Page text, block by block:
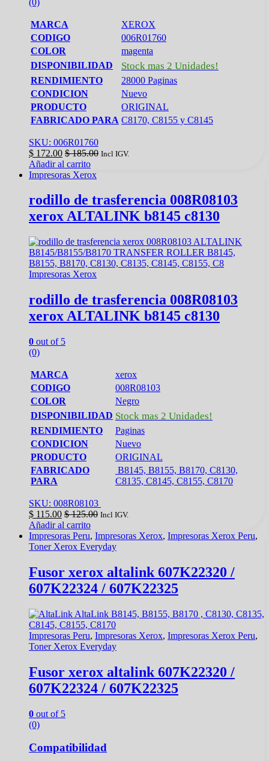
MARCA
XEROX
CODIGO
006R01760
COLOR
magenta
DISPONIBILIDAD
Stock mas 2 Unidades!
RENDIMIENTO
28000 Paginas
CONDICION
Nuevo
PRODUCTO
ORIGINAL
FABRICADO PARA C8170, C8155 y C8145
SKU: 006R01760
$ 172.00 $185.00 Incl IGV.
Añadir al carrito
Impresoras Xerox
rodillo de trasferencia 008R08103
xerox ALTALINK b8145 c8130
Impresoras Xerox
rodillo de trasferencia 008R08103
xerox ALTALINK b8145 c8130
0 out of 5
(0)
MARCA
xerox
CODIGO
008R08103
COLOR
Negro
DISPONIBILIDAD Stock mas 2 Unidades!
RENDIMIENTO
Paginas
CONDICION
Nuevo
PRODUCTO
ORIGINAL
FABRICADO
PARA
B8145, B8155, B8170, C8130,
C8135, C8145, C8155, C8170
SKU: 008R08103
$ 115.00 $125.00 Incl IGV.
Añadir al carrito
Impresoras Peru, Impresoras Xerox, Impresoras Xerox Peru,
Toner Xerox Everyday
Fusor xerox altalink 607K22320 /
607K22324 / 607K22325
Impresoras Peru, Impresoras Xerox, Impresoras Xerox Peru,
Toner Xerox Everyday
Fusor xerox altalink 607K22320 /
607K22324 / 607K22325
0 out of 5
(0)
Compatibilidad